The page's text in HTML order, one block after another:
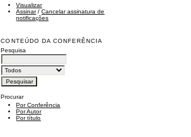
Visualizar
Assinar/Cancelar assinatura de
notificações
CONTEÚDO DA CONFERÊNCIA
Pesquisa
Procurar
Por Conferência
Por Autor
Por título